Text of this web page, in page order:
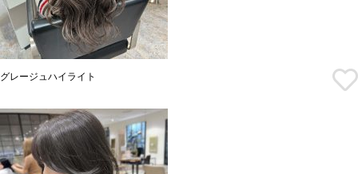
グレージュハイライト